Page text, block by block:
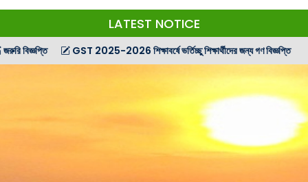
LATEST NOTICE
GST 2025-2026 শিক্ষাবর্ষে ভর্তিচ্ছু শিক্ষার্থীদের জন্য গণ বিজ্ঞপ্তি